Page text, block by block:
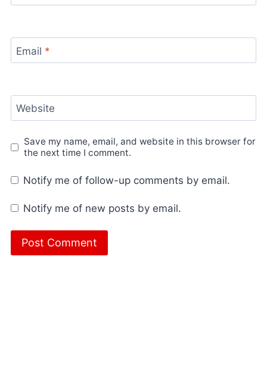
Email *
Website
Save my name, email, and website in this browser for
the next time I comment.
Notify me of follow-up comments by email.
Notify me of new posts by email.